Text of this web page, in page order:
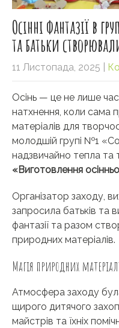
Осінні фантазії в
та батьки
11 Листопада, 2025
Осінь — це не лише
натхнення, коли сама
матеріалів для
молодшій групі №1
надзвичайно тепла
«Виготовлення
Організатор заходу,
запросила батьків та
фантазії та разом
природних матеріалів.
Магія природних
Атмосфера заходу
щирого дитячого
майстрів та їхніх